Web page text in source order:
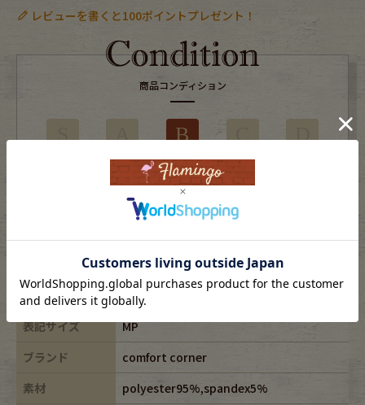
Keyring vintage bicycle
FAFATT
レビューを書くと100ポイントプレゼント！
商品コンディション
S A B C D
使用感はあるがダメージの少ない商品
※USEDですので使用感などございますが、まだまだご愛用していただけます。
古着という事をご理解の上ご注文よろしくお願いします。
※古着は洗濯、検品などのケアを行っております。
表記サイズ
MP
ブランド
comfort corner
素材
polyester95%,spandex5%